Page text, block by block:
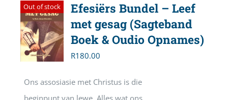
Out of stock
Efesiërs Bundel – Leef
met gesag (Sagteband
Boek & Oudio Opnames)
R180.00
Ons assosiasie met Christus is die